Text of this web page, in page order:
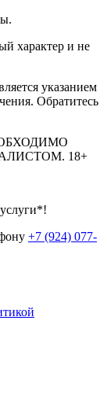
характер и не
указанием
Обратитесь
18+
+7 (924) 077-